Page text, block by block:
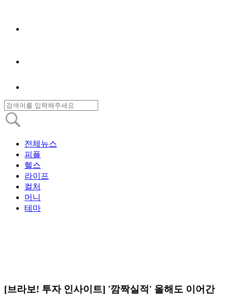
전체뉴스
피플
헬스
라이프
컬처
머니
테마
[브라보! 투자 인사이트] '깜짝실적' 올해도 이어간